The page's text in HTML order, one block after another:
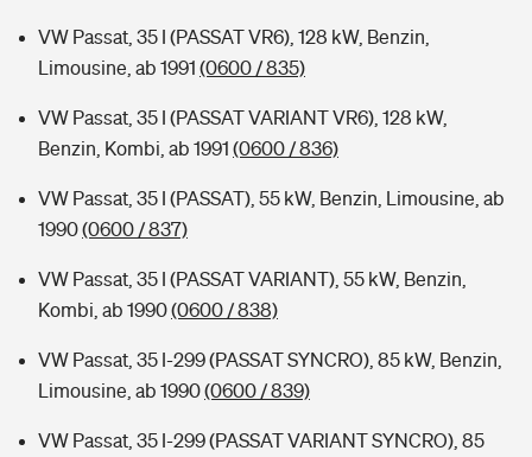
VW Passat, 35 I (PASSAT VR6), 128 kW, Benzin,
Limousine, ab 1991 (0600 / 835)
VW Passat, 35 I (PASSAT VARIANT VR6), 128 kW,
Benzin, Kombi, ab 1991 (0600 / 836)
VW Passat, 35 I (PASSAT), 55 kW, Benzin, Limousine, ab
1990(0600 / 837)
VW Passat, 35 I (PASSAT VARIANT), 55 kW, Benzin,
Kombi, ab 1990(0600 / 838)
VW Passat, 35 I-299 (PASSAT SYNCRO), 85 kW, Benzin,
Limousine, ab 1990(0600 / 839)
VW Passat, 35 I-299 (PASSAT VARIANT SYNCRO), 85